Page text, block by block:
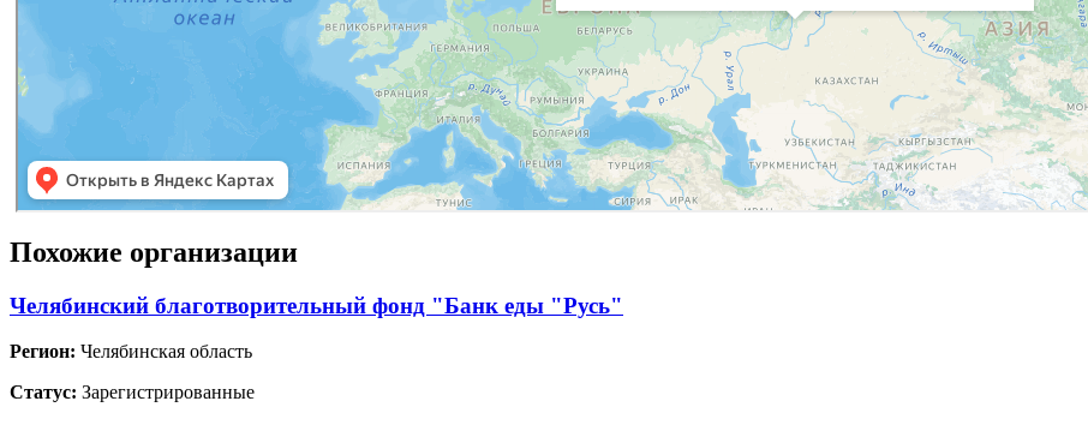
Похожие организации
Челябинский благотворительный фонд "Банк еды "Русь"
Регион: Челябинская область
Статус: Зарегистрированные